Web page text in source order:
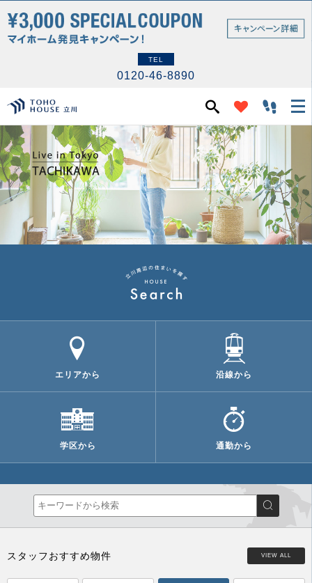
TEL
0120-46-8890
エリアから 沿線から
学区から 通勤から
スタッフおすすめ物件 VIEW ALL